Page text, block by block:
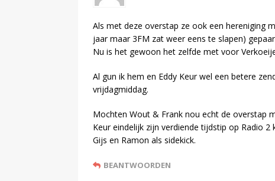
Als met deze overstap ze ook een hereniging
jaar maar 3FM zat weer eens te slapen)
Nu is het gewoon het zelfde met voor
Al gun ik hem en Eddy Keur wel een betere
vrijdagmiddag.
Mochten Wout & Frank nou echt de overstap
Keur eindelijk zijn verdiende tijdstip op Radio
Gijs en Ramon als sidekick.
BEANTWOORDEN